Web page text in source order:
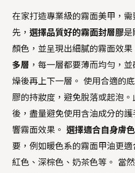
在家打造專業級的霧面美甲，
先， 選擇品質好的霧面封層膠是
顏色，並呈現出細膩的霧面效
多層 ，每一層都要薄而均勻，
燥後再上下一層。 使用合適的
膠的持妝度，避免脫落或起泡
後，盡量避免使用含油成分的
響霧面效果。 選擇適合自身膚
要，例如暖色系的霧面甲油更
紅色、深棕色、奶茶色等。 當